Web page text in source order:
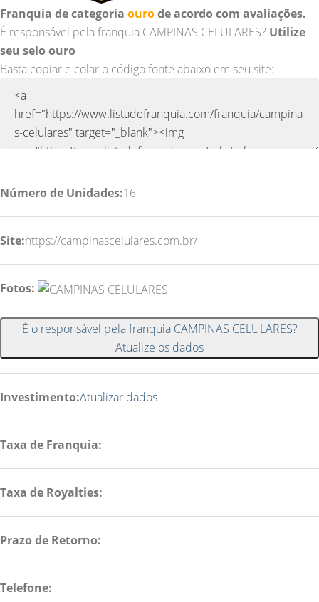
Franquia de categoria ourode acordo com avaliações.
É responsável pela franquia CAMPINAS CELULARES? Utilize
seu selo ouro
Basta copiar e colar o código fonte abaixo em seu site:
Número de Unidades:16
Site:https://campinascelulares.com.br/
Fotos:
É o responsável pela franquia CAMPINAS CELULARES?
Atualize os dados
Investimento:Atualizar dados
Taxa de Franquia:
Taxa de Royalties:
Prazo de Retorno:
Telefone: